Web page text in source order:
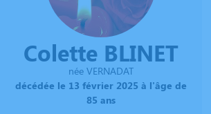
Colette BLINET
née VERNADAT
décédée le 13 février 2025 à l'âge de
85 ans